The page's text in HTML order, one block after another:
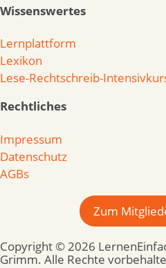
Wissenswertes
Lernplattform
Lexikon
Lese-Rechtschreib-
Rechtliches
Impressum
Datenschutz
AGBs
Zum
Copyright © 2026
Grimm. Alle Rechte